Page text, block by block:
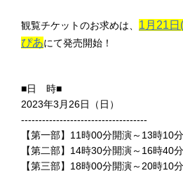
観覧チケットのお求めは、 1月21日
ぴあにて発売開始！
■日 時■
2023年3月26日（日）
------------------------------------
【第一部】11時00分開演～13時10
【第二部】14時30分開演～16時40
【第三部】18時00分開演～20時10